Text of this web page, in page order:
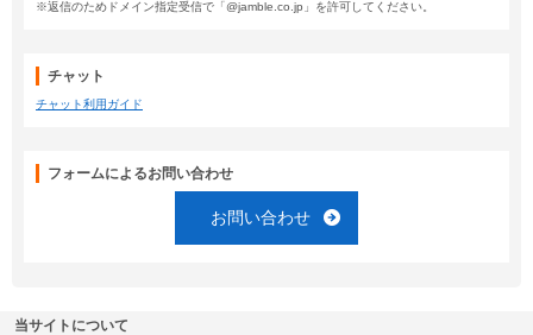
※返信のためドメイン指定受信で「@jamble.co.jp」を許可してください。
チャット
チャット利用ガイド
フォームによるお問い合わせ
お問い合わせ
当サイトについて